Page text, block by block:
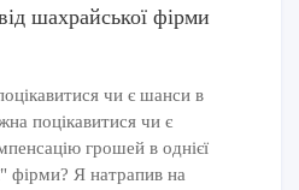
шахрайської фірми
чи є шанси в
поцікавитися чи є
грошей в однієї
фірми? Я натрапив на